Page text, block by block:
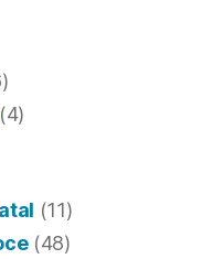
(4)
(11)
(48)